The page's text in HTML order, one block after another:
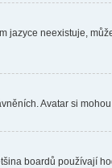
jazyce neexistuje,
Avatar si
boardů používají